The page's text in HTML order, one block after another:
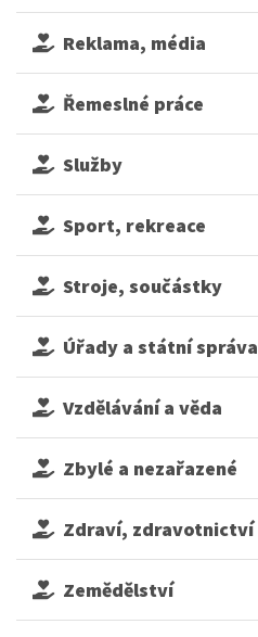
Reklama, média
Řemeslné práce
Služby
Sport, rekreace
Stroje, součástky
Úřady a státní správa
Vzdělávání a věda
Zbylé a nezařazené
Zdraví, zdravotnictví
Zemědělství